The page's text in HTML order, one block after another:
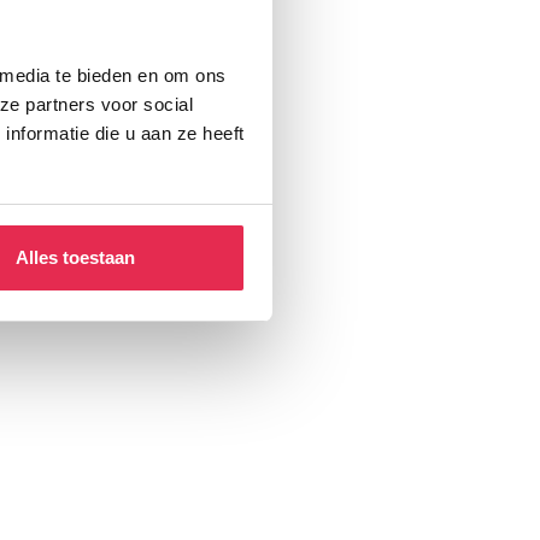
te bieden en om ons
partners voor social
die u aan ze heeft
Alles toestaan